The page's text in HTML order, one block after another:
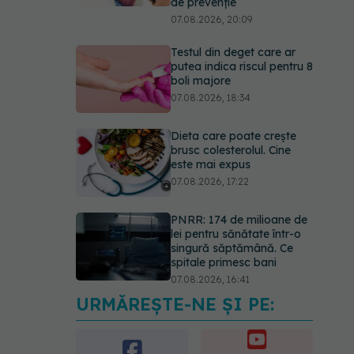
07.08.2026, 20:09
Testul din deget care ar
putea indica riscul pentru 8
boli majore
07.08.2026, 18:34
Dieta care poate crește
brusc colesterolul. Cine
este mai expus
07.08.2026, 17:22
PNRR: 174 de milioane de
lei pentru sănătate într-o
singură săptămână. Ce
spitale primesc bani
07.08.2026, 16:41
Ce spune culoarea ta
preferată despre vârsta
pe care o ai. Care este
URMĂREȘTE-NE ȘI PE: